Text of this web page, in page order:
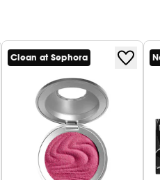
Clean at Sephora